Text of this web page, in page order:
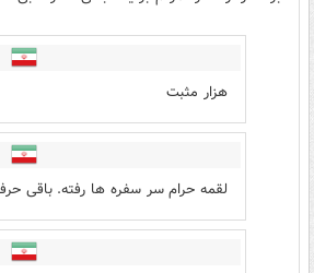
هزار مثبت
لقمه حرام سر سفره ها رفته. باقی